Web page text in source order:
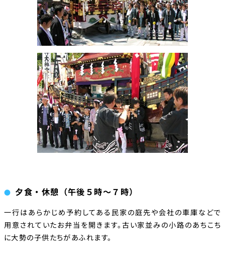
夕食・休憩（午後５時～７時）
一行はあらかじめ予約してある民家の庭先や会社の車庫などで
用意されていたお弁当を開きます。古い家並みの小路のあちこち
に大勢の子供たちがあふれます。